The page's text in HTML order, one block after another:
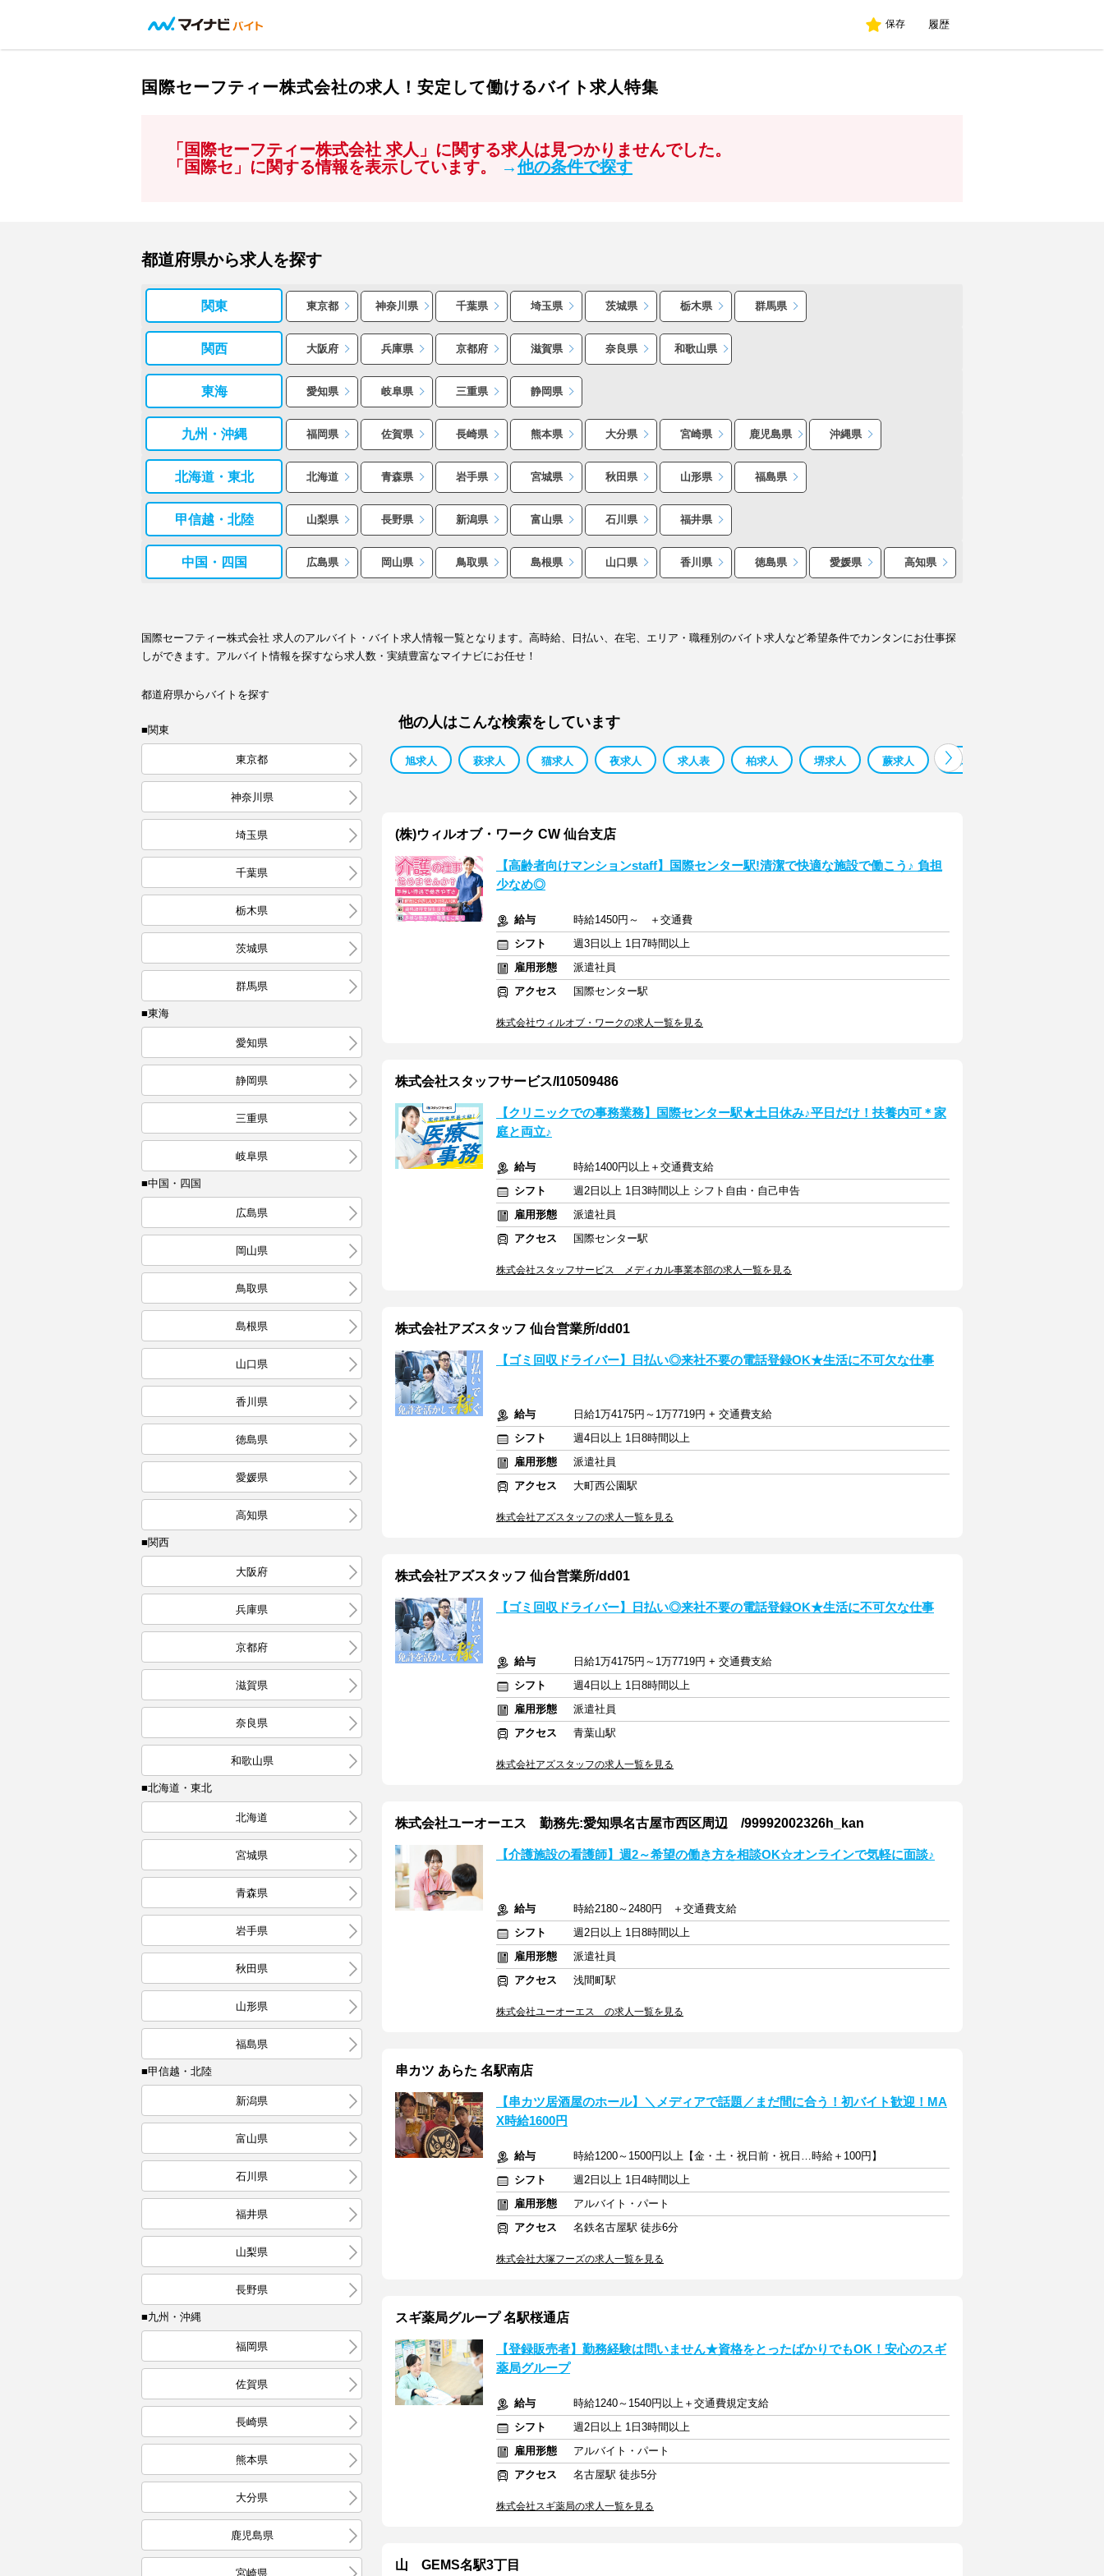
保存 履歴
国際セーフティー株式会社の求人！安定して働けるバイト求人特集
「国際セーフティー株式会社 求人」に関する求人は見つかりませんでした。
「国際セ」に関する情報を表示しています。
→他の条件で探す
都道府県から求人を探す
関東 東京都 神奈川県 千葉県 埼玉県 茨城県 栃木県 群馬県
関西 大阪府 兵庫県 京都府 滋賀県 奈良県 和歌山県
東海 愛知県 岐阜県 三重県 静岡県
九州・沖縄 福岡県 佐賀県 長崎県 熊本県 大分県 宮崎県 鹿児島県 沖縄県
北海道・東北 北海道 青森県 岩手県 宮城県 秋田県 山形県 福島県
甲信越・北陸 山梨県 長野県 新潟県 富山県 石川県 福井県
中国・四国 広島県 岡山県 鳥取県 島根県 山口県 香川県 徳島県 愛媛県 高知県
国際セーフティー株式会社 求人のアルバイト・バイト求人情報一覧となります。高時給、日払い、在宅、エリア・職種別のバイト求人など希望条件でカンタンにお仕事探
しができます。アルバイト情報を探すなら求人数・実績豊富なマイナビにお任せ！
都道府県からバイトを探す
■関東
東京都
神奈川県
埼玉県
千葉県
栃木県
茨城県
群馬県
■東海
愛知県
静岡県
三重県
岐阜県
■中国・四国
広島県
岡山県
鳥取県
島根県
山口県
香川県
徳島県
愛媛県
高知県
■関西
大阪府
兵庫県
京都府
滋賀県
奈良県
和歌山県
■北海道・東北
北海道
宮城県
青森県
岩手県
秋田県
山形県
福島県
■甲信越・北陸
新潟県
富山県
石川県
福井県
山梨県
長野県
■九州・沖縄
福岡県
佐賀県
長崎県
熊本県
大分県
鹿児島県
宮崎県
他の人はこんな検索をしています
旭求人 萩求人 猫求人 夜求人 求人表 柏求人 堺求人 蕨求人 鳳求人
(株)ウィルオブ・ワーク CW 仙台支店
【高齢者向けマンションstaff】国際センター駅!清潔で快適な施設で働こう♪ 負担
少なめ◎
給与
時給1450円～ ＋交通費
シフト
週3日以上 1日7時間以上
雇用形態
派遣社員
アクセス
国際センター駅
株式会社ウィルオブ・ワークの求人一覧を見る
株式会社スタッフサービス/I10509486
【クリニックでの事務業務】国際センター駅★土日休み♪平日だけ！扶養内可＊家
庭と両立♪
給与
時給1400円以上＋交通費支給
シフト
週2日以上 1日3時間以上 シフト自由・自己申告
雇用形態
派遣社員
アクセス
国際センター駅
株式会社スタッフサービス メディカル事業本部の求人一覧を見る
株式会社アズスタッフ 仙台営業所/dd01
【ゴミ回収ドライバー】日払い◎来社不要の電話登録OK★生活に不可欠な仕事
給与
日給1万4175円～1万7719円 + 交通費支給
シフト
週4日以上 1日8時間以上
雇用形態
派遣社員
アクセス
大町西公園駅
株式会社アズスタッフの求人一覧を見る
株式会社アズスタッフ 仙台営業所/dd01
【ゴミ回収ドライバー】日払い◎来社不要の電話登録OK★生活に不可欠な仕事
給与
日給1万4175円～1万7719円 + 交通費支給
シフト
週4日以上 1日8時間以上
雇用形態
派遣社員
アクセス
青葉山駅
株式会社アズスタッフの求人一覧を見る
株式会社ユーオーエス 勤務先:愛知県名古屋市西区周辺 /99992002326h_kan
【介護施設の看護師】週2～希望の働き方を相談OK☆オンラインで気軽に面談♪
給与
時給2180～2480円 ＋交通費支給
シフト
週2日以上 1日8時間以上
雇用形態
派遣社員
アクセス
浅間町駅
株式会社ユーオーエス の求人一覧を見る
串カツ あらた 名駅南店
【串カツ居酒屋のホール】＼メディアで話題／まだ間に合う！初バイト歓迎！MA
X時給1600円
給与
時給1200～1500円以上【金・土・祝日前・祝日…時給＋100円】
シフト
週2日以上 1日4時間以上
雇用形態
アルバイト・パート
アクセス
名鉄名古屋駅 徒歩6分
株式会社大塚フーズの求人一覧を見る
スギ薬局グループ 名駅桜通店
【登録販売者】勤務経験は問いません★資格をとったばかりでもOK！安心のスギ
薬局グループ
給与
時給1240～1540円以上＋交通費規定支給
シフト
週2日以上 1日3時間以上
雇用形態
アルバイト・パート
アクセス
名古屋駅 徒歩5分
株式会社スギ薬局の求人一覧を見る
山 GEMS名駅3丁目